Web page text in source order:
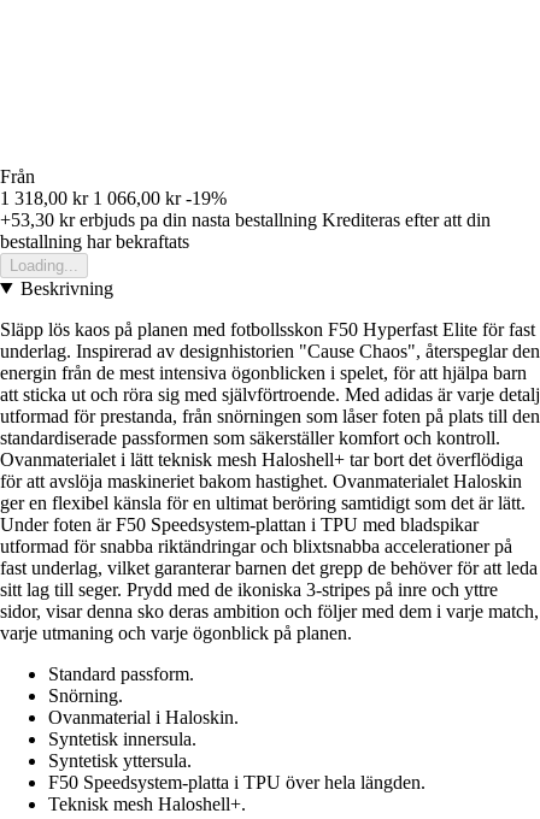
Från
1 318,00 kr 1 066,00 kr -19%
+53,30 krerbjuds pa din nasta bestallning Krediteras efter att din
bestallning har bekraftats
Loading...
Beskrivning
Släpp lös kaos på planen med fotbollsskon F50 Hyperfast Elite för fast
underlag. Inspirerad av designhistorien "Cause Chaos", återspeglar den
energin från de mest intensiva ögonblicken i spelet, för att hjälpa barn
att sticka ut och röra sig med självförtroende. Med adidas är varje detalj
utformad för prestanda, från snörningen som låser foten på plats till den
standardiserade passformen som säkerställer komfort och kontroll.
Ovanmaterialet i lätt teknisk mesh Haloshell+ tar bort det överflödiga
för att avslöja maskineriet bakom hastighet. Ovanmaterialet Haloskin
ger en flexibel känsla för en ultimat beröring samtidigt som det är lätt.
Under foten är F50 Speedsystem-plattan i TPU med bladspikar
utformad för snabba riktändringar och blixtsnabba accelerationer på
fast underlag, vilket garanterar barnen det grepp de behöver för att leda
sitt lag till seger. Prydd med de ikoniska 3-stripes på inre och yttre
sidor, visar denna sko deras ambition och följer med dem i varje match,
varje utmaning och varje ögonblick på planen.
Standard passform.
Snörning.
Ovanmaterial i Haloskin.
Syntetisk innersula.
Syntetisk yttersula.
F50 Speedsystem-platta i TPU över hela längden.
Teknisk mesh Haloshell+.